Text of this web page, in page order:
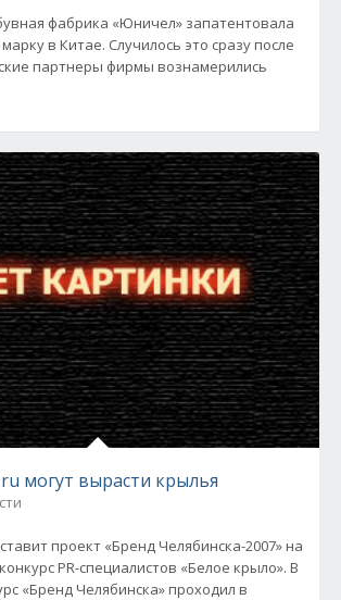
фабрика «Юничел» запатентовала
в Китае. Случилось это сразу после
партнеры фирмы вознамерились
могут вырасти крылья
проект «Бренд Челябинска-2007» на
PR-специалистов «Белое крыло». В
«Бренд Челябинска» проходил в